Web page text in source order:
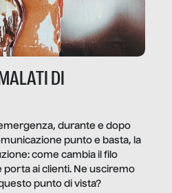
DI
durante e dopo
punto e basta, la
come cambia il filo
porta ai clienti. Ne usciremo
punto di vista?